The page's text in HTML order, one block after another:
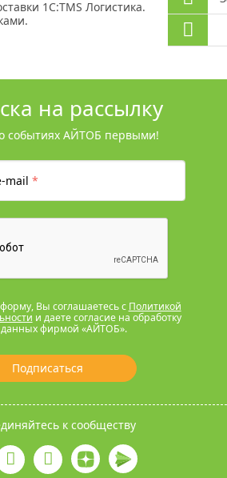
1С:TMS Логистика.
на рассылку
событиях АЙТОБ первыми!
mail*
Вы соглашаетесь с Политикой
и даете согласие на обработку
фирмой «АЙТОБ».
Подписаться
к сообществу